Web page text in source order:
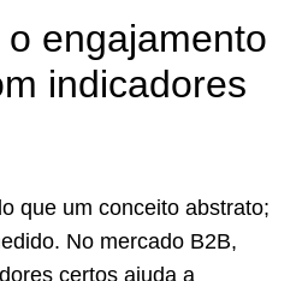
engajamento
indicadores
que um conceito abstrato;
No mercado B2B,
certos ajuda a